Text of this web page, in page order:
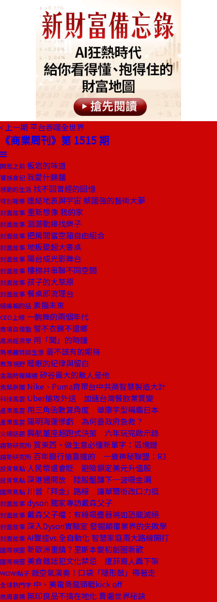
上一期 平台吞噬全世界
《商業周刊》第 1515 期
開瓶之前 板岩的味道
饕姊食記 我愛什錦麵
移動的生活 找不回曾經的回憶
特別報導 連結地表與宇宙 蔡國強的藝術大夢
封面故事 重新想像 我的家
封面故事 洄游動線找樂子
封面故事 把房間當空箱自由組合
封面故事 地板變超大書桌
封面故事 陽台成光影舞台
封面故事 樓梯井串聯不同空間
封面故事 孩子的大草原
封面故事 餐桌即流理台
總編輯的話 素描未來
CEO上線 一齣舞的兩個年代
商場自慢塾 誓不衣錦不還鄉
風尚經濟學 用「聞」的時鐘
瑪格麗特談生意 最不該有的期待
教育視野 睡眠的紀律與留白
金融時報精選 矽谷最大的敵人是他
焦點新聞 Nike、Puma齊聚台中共商智慧製造大計
科技風雲 Uber搶攻外送 加速台灣餐飲業質變
產業風雲 用三角函數算角度 華康字型稱霸日本
產業風雲 陽明海運慘虧 為何要政府急救？
火線話題 興航董座超跑式決策 六年玩完啟示錄
趨勢研究所 買東西、做生意必懂新單字：區塊鏈
趨勢研究所 百年銀行搶靠攏的 一歲神秘聯盟：R3
投資焦點 人民幣還會貶 避險鎖定美元升值股
投資焦點 深港通開放 陸股醞釀下一波吸金潮
國際焦點 川普「拜金」路線 讓華爾街改口力挺
封面故事 dyson 獨家專訪戴森父子
封面故事 戴森父子檔：有線吸塵器將如恐龍滅絕
封面故事 深入Dyson實驗室 發掘顛覆業界的失敗學
封面故事 AI聲控vs.全自動化 智慧家庭兩大路線開打
國際視窗 新歐洲重鎮？里斯本變初創圈新歡
國際視窗 美食雜誌犯文化禁忌 遭菲裔人轟下架
WOW!點子 敲空氣演奏！口袋「隱形鼓」帶著走
全球熱門字 中、美電商龍頭戰kick off
商周書摘 無印良品不搞在地化 賣遍世界秘訣